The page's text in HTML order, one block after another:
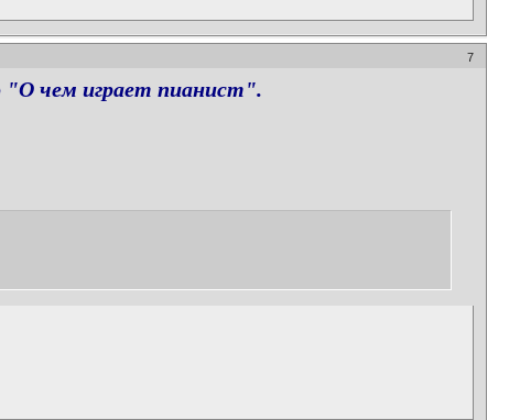
7
"О чем играет пианист".